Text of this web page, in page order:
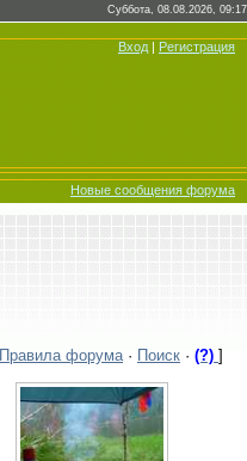
Суббота, 08.08.2026, 09:17
Вход | Регистрация
Новые сообщения форума
Правила форума· Поиск · (?) ]